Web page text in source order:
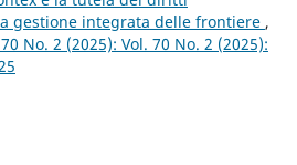
gestione integrata delle frontiere ,
No. 2 (2025): Vol. 70 No. 2 (2025):